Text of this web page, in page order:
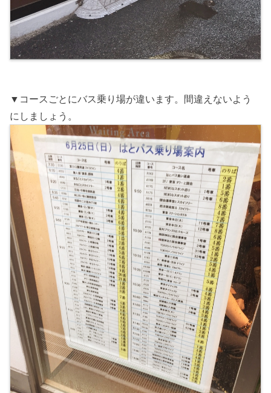
▼コースごとにバス乗り場が違います。間違えないよう
にしましょう。